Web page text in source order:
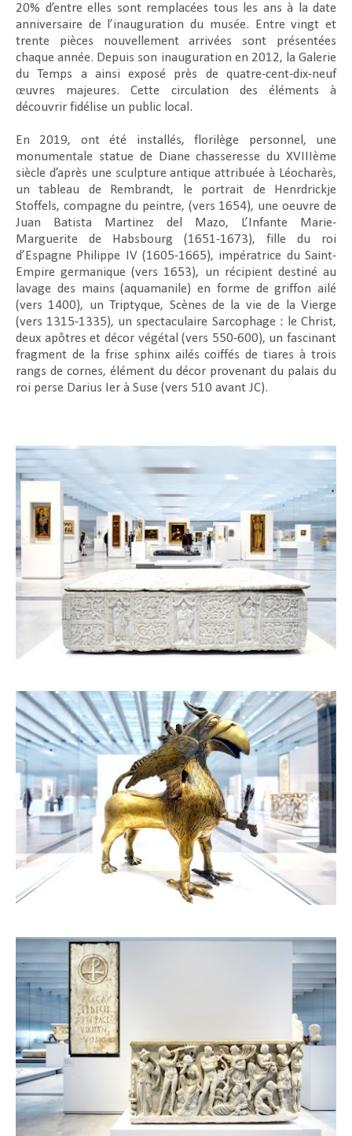
20% d’entre elles sont remplacées tous les ans à la date
anniversaire de l’inauguration du musée. Entre vingt et
trente pièces nouvellement arrivées sont présentées
chaque année. Depuis son inauguration en 2012, la Galerie
du Temps a ainsi exposé près de quatre-cent-dix-neuf
œuvres majeures. Cette circulation des éléments à
découvrir fidélise un public local.
En 2019, ont été installés, florilège personnel, une
monumentale statue de Diane chasseresse du XVIIIème
siècle d’après une sculpture antique attribuée à Léocharès,
un tableau de Rembrandt, le portrait de Henrdrickje
Stoffels, compagne du peintre, (vers 1654), une oeuvre de
Juan Batista Martinez del Mazo, L’Infante Marie-
Marguerite de Habsbourg (1651-1673), fille du roi
d’Espagne Philippe IV (1605-1665), impératrice du Saint-
Empire germanique (vers 1653), un récipient destiné au
lavage des mains (aquamanile) en forme de griffon ailé
(vers 1400), un Triptyque, Scènes de la vie de la Vierge
(vers 1315-1335), un spectaculaire Sarcophage : le Christ,
deux apôtres et décor végétal (vers 550-600), un fascinant
fragment de la frise sphinx ailés coiffés de tiares à trois
rangs de cornes, élément du décor provenant du palais du
roi perse Darius Ier à Suse (vers 510 avant JC).